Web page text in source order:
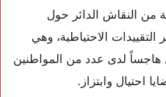
من النقاش الدائر حول
التقييدات الاحتياطية، وهي
هاجساً لدى عدد من المواطنين
احتيال وابتزاز.